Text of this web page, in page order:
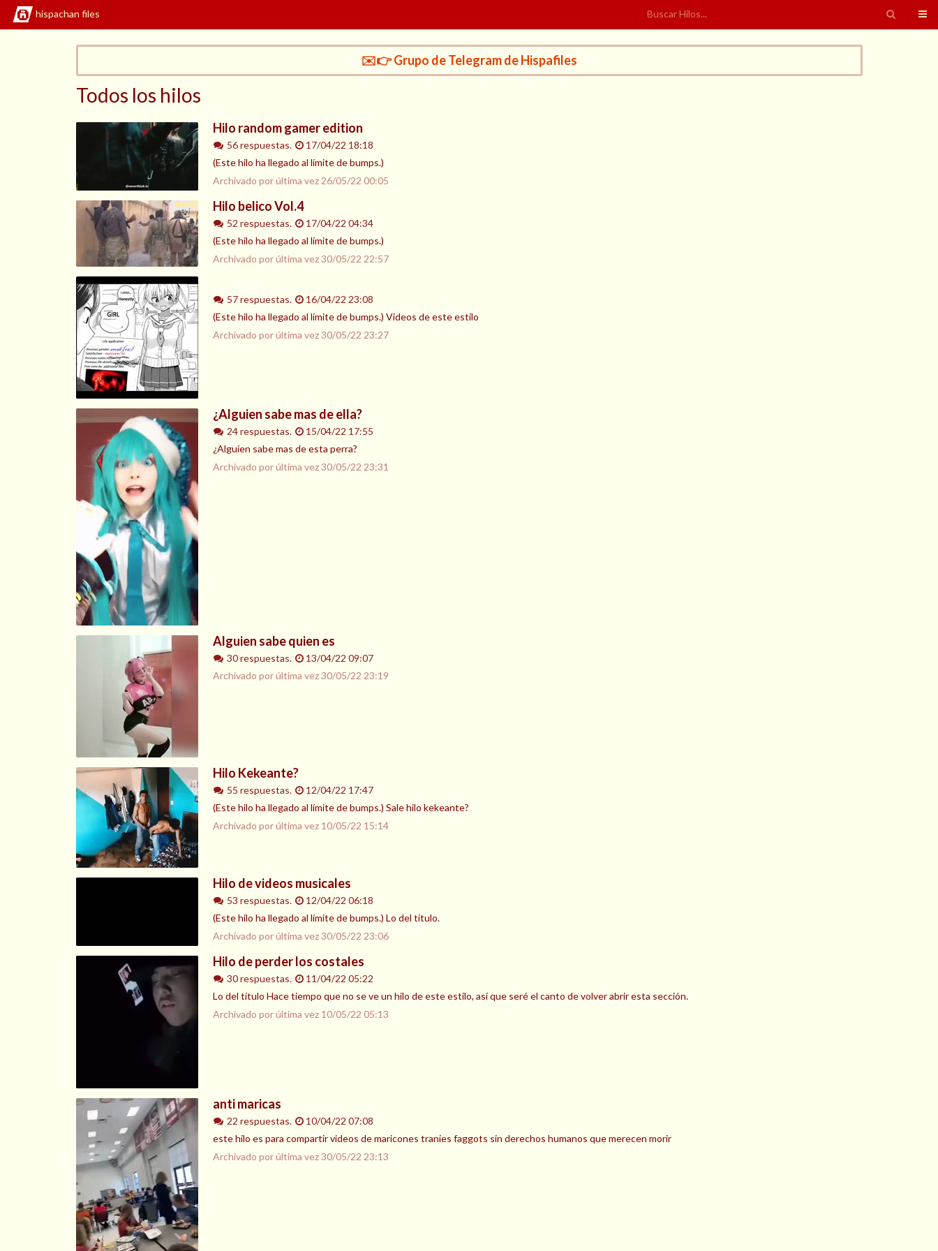
hispachan files
✉️👉 Grupo de Telegram de Hispafiles
Todos los hilos
Hilo random gamer edition
56 respuestas.
17/04/22 18:18
(Este hilo ha llegado al límite de bumps.)
Archivado por última vez 26/05/22 00:05
Hilo belico Vol.4
52 respuestas.
17/04/22 04:34
(Este hilo ha llegado al límite de bumps.)
Archivado por última vez30/05/22 22:57
57 respuestas.
16/04/22 23:08
(Este hilo ha llegado al límite de bumps.) Videos de este estilo
Archivado por última vez30/05/22 23:27
¿Alguien sabe mas de ella?
24 respuestas.
15/04/22 17:55
¿Alguien sabe mas de esta perra?
Archivado por última vez30/05/22 23:31
Alguien sabe quien es
30 respuestas.
13/04/22 09:07
Archivado por última vez30/05/22 23:19
Hilo Kekeante?
55 respuestas.
12/04/22 17:47
(Este hilo ha llegado al límite de bumps.) Sale hilo kekeante?
Archivado por última vez 10/05/22 15:14
Hilo de videos musicales
53 respuestas.
12/04/22 06:18
(Este hilo ha llegado al límite de bumps.) Lo del título.
Archivado por última vez30/05/22 23:06
Hilo de perder los costales
30 respuestas.
11/04/22 05:22
Lo del título Hace tiempo que no se ve un hilo de este estilo, así que seré el canto de volver abrir esta sección.
Archivado por última vez 10/05/22 05:13
anti maricas
22 respuestas.
10/04/22 07:08
este hilo es para compartir videos de maricones tranies faggots sin derechos humanos que merecen morir
Archivado por última vez30/05/22 23:13